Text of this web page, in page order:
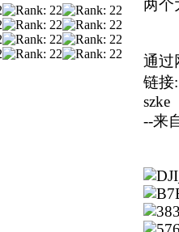
两个
通过
链
szke
--来